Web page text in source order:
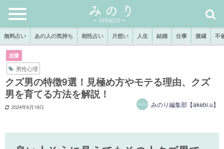
無料占い あの人の気持ち 相性占い 片想い 人生 結婚 仕事 復縁 不
恋愛
男性心理
クズ男の特徴9選！見極め方やモテる理由、クズ
男を育てる方法を解説！
2024年6月19日 みのり編集部【akebi.u】